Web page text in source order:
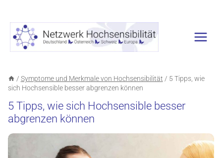
springen
/ Symptome und Merkmale von Hochsensibilität / 5 Tipps, wie
sich Hochsensible besser abgrenzen können
5 Tipps, wie sich Hochsensible besser
abgrenzen können